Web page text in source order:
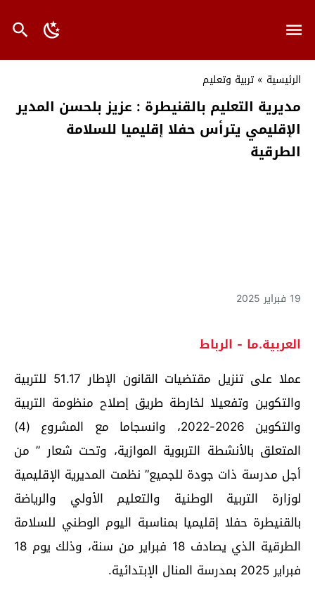
الرئيسية » تربية وتعليم
مديرية التعليم بالقنيطرة : عزيز بلحسن المدير
الإقليمي يترأس حفلا إقليميا للسلامة
الطرقية
19 فبراير 2025
العربية.ما - الرباط
عملا على تنزيل مقتضيات القانون الإطار 51.17 للتربية
والتكوين وتفعيلا لخارطة طريق إصلاح منظومة التربية
والتكوين 2026-2022، وانسجاما مع المشروع (4)
المتعلق بالأنشطة التربوية الموازية، وتحت شعار ” من
أجل مدرسة ذات جودة للجميع” نظمت المديرية الإقليمية
لوزارة التربية الوطنية والتعليم الأولي والرياضة
بالقنيطرة حفلا إقليميا بمناسبة اليوم الوطني للسلامة
الطرقية الذي يصادف 18 فبراير من سنة، وذلك يوم 18
فبراير 2025 بمدرسة المنال الإبتدائية.